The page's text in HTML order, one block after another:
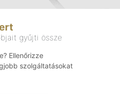
gyűjti össze
Ellenőrizze
szolgáltatásokat